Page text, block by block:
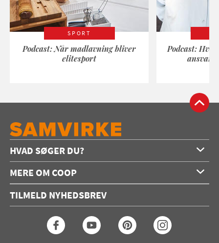
SPORT
Podcast: Når madlavning bliver
elitesport
Podcast:
HVAD SØGER DU?
Opskrifter
Konkurrencer
Seneste Samvirke-magasin
MERE OM COOP
Annoncering
Coop medlem
TILMELD NYHEDSBREV